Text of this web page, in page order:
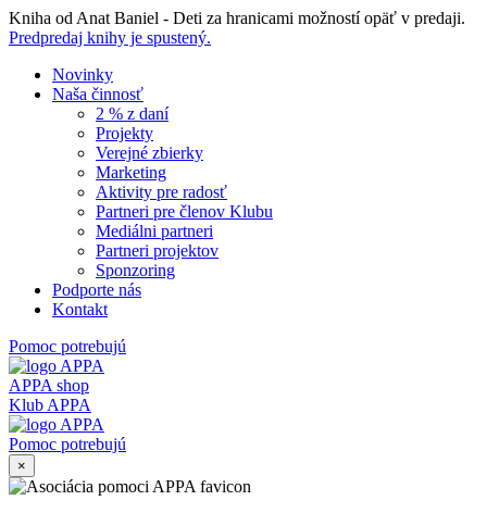
Skip
to
Kniha od Anat Baniel - Deti za hranicami možností opäť v predaji.
Predpredaj knihy je spustený.
Novinky
Naša činnosť
2 % z daní
Projekty
Verejné zbierky
Marketing
Aktivity pre radosť
Partneri pre členov Klubu
Mediálni partneri
Partneri projektov
Sponzoring
Podporte nás
Kontakt
Pomoc potrebujú
APPA shop
Klub APPA
Pomoc potrebujú
×